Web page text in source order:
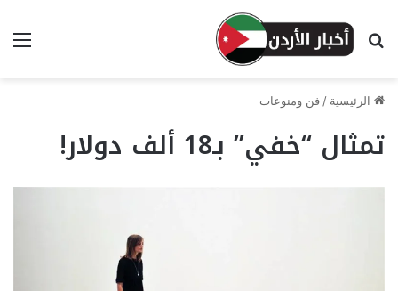
بحث عن
الرئيسية / فن ومنوعات
تمثال “خفي” بـ18 ألف دولار!